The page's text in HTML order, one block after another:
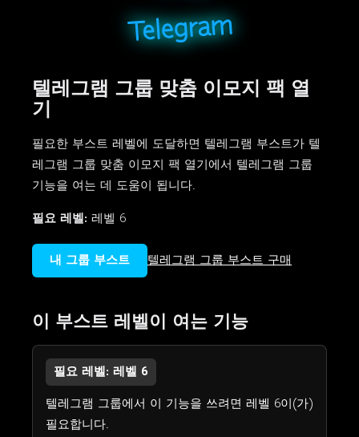
텔레그램 그룹 맞춤 이모지 팩 열
기
필요한 부스트 레벨에 도달하면 텔레그램 부스트가 텔
레그램 그룹 맞춤 이모지 팩 열기에서 텔레그램 그룹
기능을 여는 데 도움이 됩니다.
필요 레벨: 레벨 6
내 그룹 부스트 텔레그램 그룹 부스트 구매
이 부스트 레벨이 여는 기능
필요 레벨: 레벨 6
텔레그램 그룹에서 이 기능을 쓰려면 레벨 6이(가)
필요합니다.